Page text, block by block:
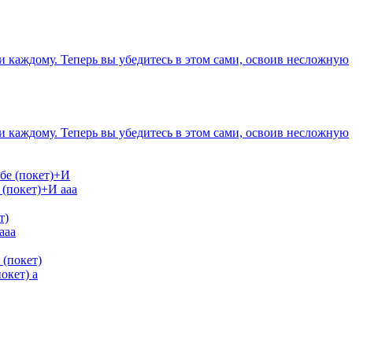
Теперь вы убедитесь в этом сами, освоив несложную
Теперь вы убедитесь в этом сами, освоив несложную
ааа
ааа
а